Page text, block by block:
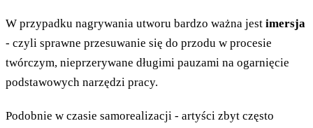
W przypadku nagrywania utworu bardzo ważna jest imersja
- czyli sprawne przesuwanie się do przodu w procesie
twórczym, nieprzerywane długimi pauzami na ogarnięcie
podstawowych narzędzi pracy.
Podobnie w czasie samorealizacji - artyści zbyt często